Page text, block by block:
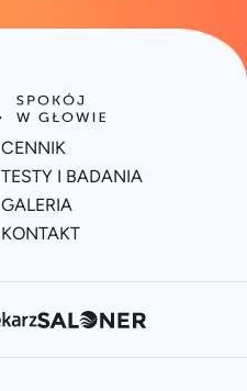
CENNIK
TESTY I BADANIA
GALERIA
KONTAKT